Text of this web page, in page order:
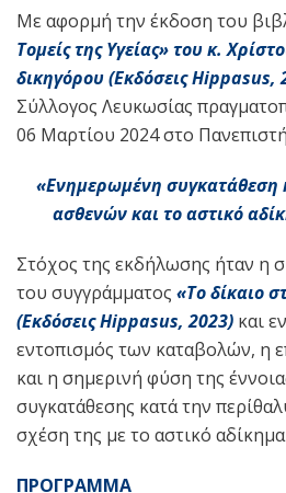
Mε αφορμή την έκδοση του
Τομείς της Υγείας» του κ.
δικηγόρου (ΕκδόσειςHippasus,
Σύλλογος Λευκωσίας
06 Μαρτίου 2024 στο
«Ενημερωμένη συγκατάθεση
ασθενών και το αστικό
Στόχος της εκδήλωσης ήταν η
του συγγράμματος «Το δίκαιο
(ΕκδόσειςHippasus, 2023) και
εντοπισμός των καταβολών, η
και η σημερινή φύση της
συγκατάθεσης κατά την
σχέση της με το αστικό αδίκημα
ΠΡΟΓΡΑΜΜΑ